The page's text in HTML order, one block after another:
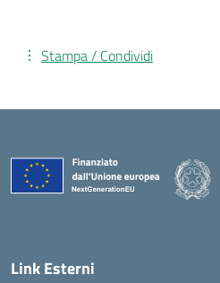
Stampa / Condividi
Link Esterni